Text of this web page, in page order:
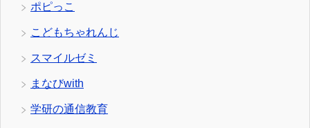
ポピっこ
こどもちゃれんじ
スマイルゼミ
まなびwith
学研の通信教育